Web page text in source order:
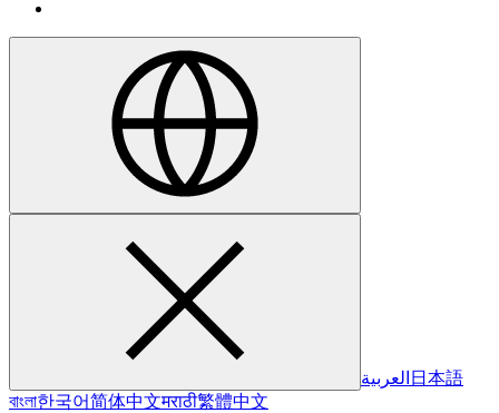
العربية 日本語
বাংলা한국어简体中文मराठी繁體中文